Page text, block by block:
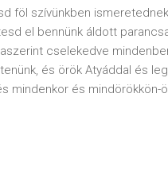
föl szívünkben
el bennünk áldott
cselekedve
és örök Atyáddal és
és mindenkor és